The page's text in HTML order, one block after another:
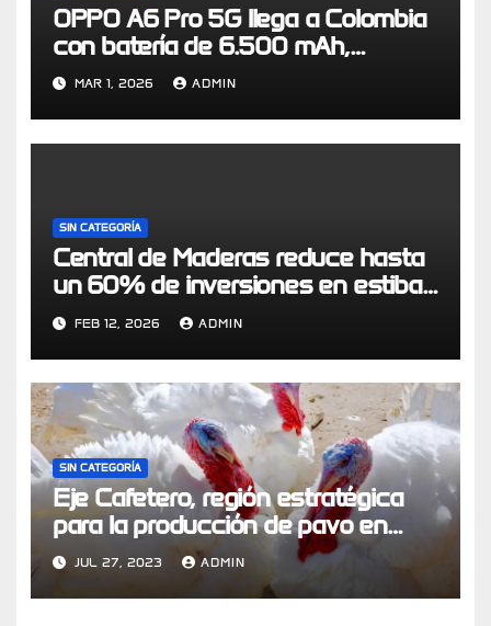
OPPO A6 Pro 5G llega a Colombia
con batería de 6.500 mAh,
certificación IP69 y resistencia de
grado militar
MAR 1, 2026 ADMIN
SIN CATEGORÍA
Central de Maderas reduce hasta
un 60% de inversiones en estibas
a través de modelo de economía
circular logístico
FEB 12, 2026 ADMIN
SIN CATEGORÍA
Eje Cafetero, región estratégica
para la producción de pavo en
Colombia
JUL 27, 2023 ADMIN